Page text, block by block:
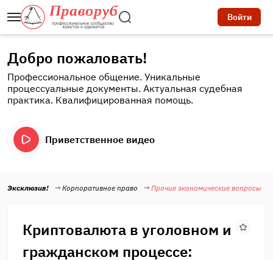
Войти
Добро пожаловать!
Профессиональное общение. Уникальные
процессуальные документы. Актуальная судебная
практика. Квалифицированная помощь.
Приветственное видео
Эксклюзив! Корпоративное право Прочие экономические вопросы
Криптовалюта в уголовном и
гражданском процессе: